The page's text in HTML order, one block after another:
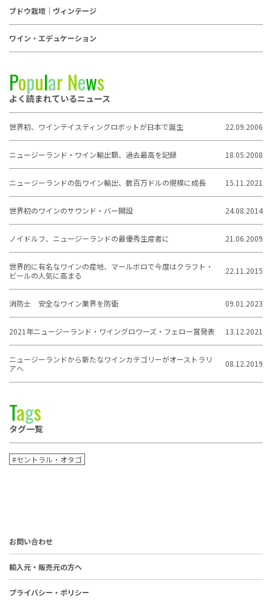
ブドウ栽培｜ヴィンテージ
ワイン・エデュケーション
Popular News
よく読まれているニュース
世界初、ワインテイスティングロボットが日本で誕生 22.09.2006
ニュージーランド・ワイン輸出額、過去最高を記録 18.05.2008
ニュージーランドの缶ワイン輸出、数百万ドルの規模に成長 15.11.2021
世界初のワインのサウンド・バー開設 24.08.2014
ノイドルフ、ニュージーランドの最優秀生産者に 21.06.2009
世界的に有名なワインの産地、マールボロで今度はクラフト・
ビールの人気に高まる
22.11.2015
消防士 安全なワイン業界を防衛 09.01.2023
2021年ニュージーランド・ワイングロワーズ・フェロー賞発表 13.12.2021
ニュージーランドから新たなワインカテゴリーがオーストラリ
アへ
08.12.2019
Tags
タグ一覧
#セントラル・オタゴ
お問い合わせ
輸入元・販売元の方へ
プライバシー・ポリシー